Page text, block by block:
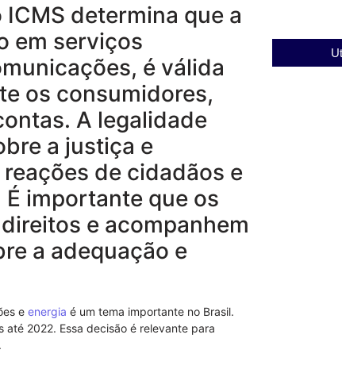
determina que a
em serviços
é válida
os consumidores,
A legalidade
a justiça e
de cidadãos e
importante que os
e acompanhem
a adequação e
e energia é um tema importante no Brasil.
2022. Essa decisão é relevante para